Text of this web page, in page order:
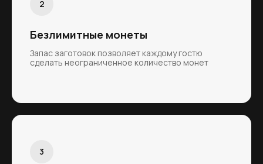
Безлимитные монеты
Запас заготовок позволяет каждому гостю
сделать неограниченное количество монет